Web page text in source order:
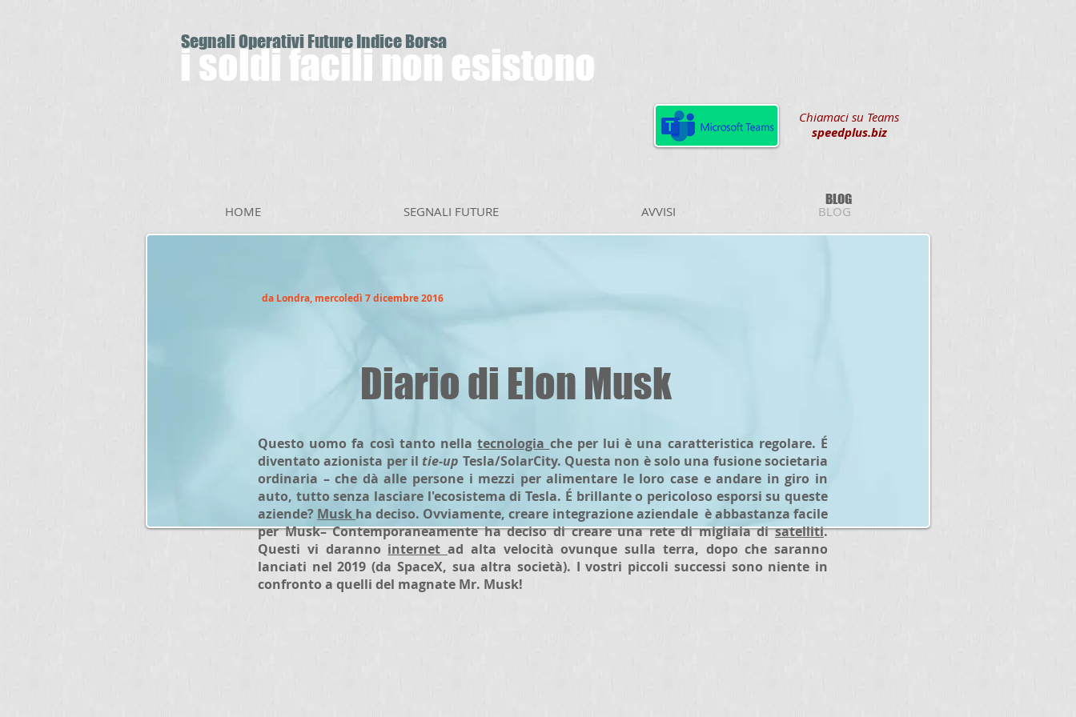
i soldi facili non esistono
Chiamaci su Teams
speedplus.biz
HOME SEGNALI FUTURE AVVISI BLOG
BLOG
da Londra, mercoledì 7 dicembre 2016
Diario di Elon Musk
Questo uomo fa così tanto nellatecnologia che per lui è una caratteristica regolare. É
diventato azionista per il tie-up Tesla/SolarCity. Questa non è solo una fusione societaria
ordinaria – che dà alle persone i mezzi per alimentare le loro case e andare in giro in
auto, tutto senza lasciare l'ecosistema di Tesla. É brillante o pericoloso esporsi su queste
aziende? Musk ha deciso. Ovviamente, creare integrazione aziendale è abbastanza facile
per Musk– Contemporaneamente ha deciso di creare una rete di migliaia disatelliti.
Questi vi daranno internet ad alta velocità ovunque sulla terra, dopo che saranno
lanciati nel 2019 (da SpaceX, sua altra società). I vostri piccoli successi sono niente in
confronto a quelli del magnate Mr. Musk!
Segnali Operativi Future Indice Borsa